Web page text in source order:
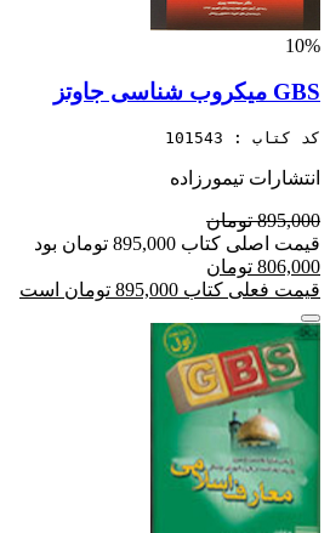
10%
GBS میکروب شناسی جاوتز
کد کتاب : 101543
انتشارات تیمورزاده
895,000 تومان
قیمت اصلی کتاب 895,000 تومان بود
806,000 تومان
قیمت فعلی کتاب 895,000 تومان است